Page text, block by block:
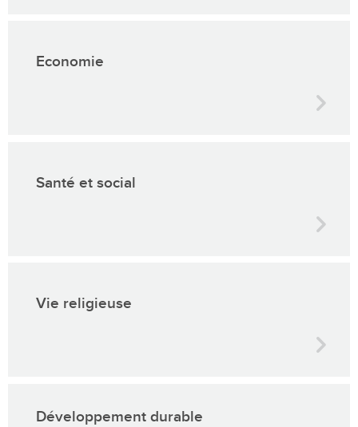
Economie
Santé et social
Vie religieuse
Développement durable